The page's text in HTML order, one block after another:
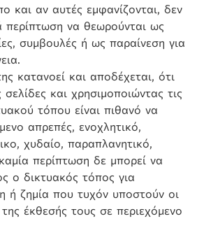
και αν αυτές εμφανίζονται, δεν
περίπτωση να θεωρούνται ως
συμβουλές ή ως παραίνεση για
κατανοεί και αποδέχεται, ότι
σελίδες και χρησιμοποιώντας τις
τόπου είναι πιθανό να
απρεπές, ενοχλητικό,
χυδαίο, παραπλανητικό,
περίπτωση δε μπορεί να
ο δικτυακός τόπος για
ή ζημία που τυχόν υποστούν οι
έκθεσής τους σε περιεχόμενο